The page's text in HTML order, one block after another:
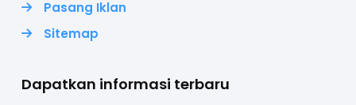
Pasang Iklan
Sitemap
Dapatkan informasi terbaru